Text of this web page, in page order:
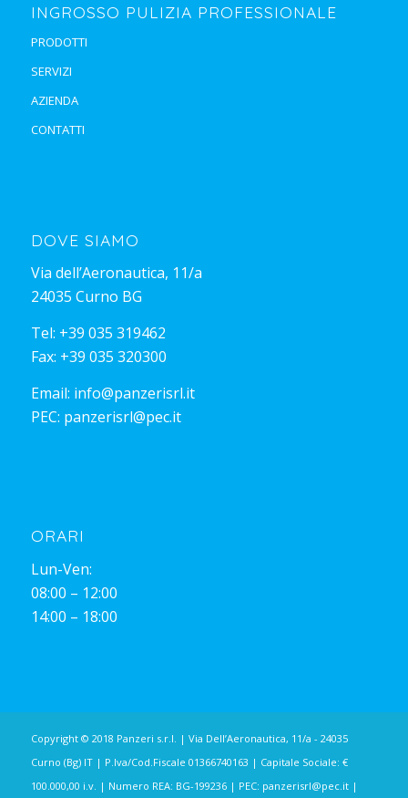
INGROSSO PULIZIA PROFESSIONALE
PRODOTTI
SERVIZI
AZIENDA
CONTATTI
DOVE SIAMO
Via dell’Aeronautica, 11/a
24035 Curno BG
Tel: +39 035 319462
Fax: +39 035 320300
Email: info@panzerisrl.it
PEC: panzerisrl@pec.it
ORARI
Lun-Ven:
08:00 – 12:00
14:00 – 18:00
Copyright © 2018 Panzeri s.r.l. | Via Dell’Aeronautica, 11/a - 24035
Curno (Bg) IT | P.Iva/Cod.Fiscale 01366740163 | Capitale Sociale: €
100.000,00 i.v. | Numero REA: BG-199236 | PEC: panzerisrl@pec.it|